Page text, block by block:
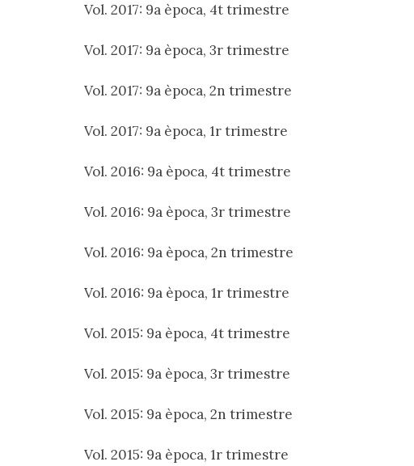
Vol. 2017: 9a època, 4t trimestre
Vol. 2017: 9a època, 3r trimestre
Vol. 2017: 9a època, 2n trimestre
Vol. 2017: 9a època, 1r trimestre
Vol. 2016: 9a època, 4t trimestre
Vol. 2016: 9a època, 3r trimestre
Vol. 2016: 9a època, 2n trimestre
Vol. 2016: 9a època, 1r trimestre
Vol. 2015: 9a època, 4t trimestre
Vol. 2015: 9a època, 3r trimestre
Vol. 2015: 9a època, 2n trimestre
Vol. 2015: 9a època, 1r trimestre